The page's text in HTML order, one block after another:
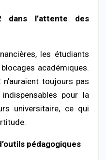
l’attente des
les étudiants
académiques.
toujours pas
pour la
universitaire, ce qui
pédagogiques